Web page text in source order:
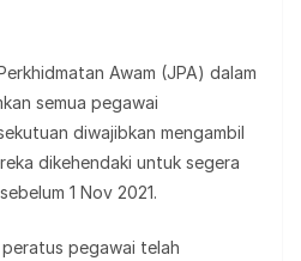
Awam (JPA) dalam
semua pegawai
diwajibkan mengambil
dikehendaki untuk segera
1 Nov 2021.
pegawai telah